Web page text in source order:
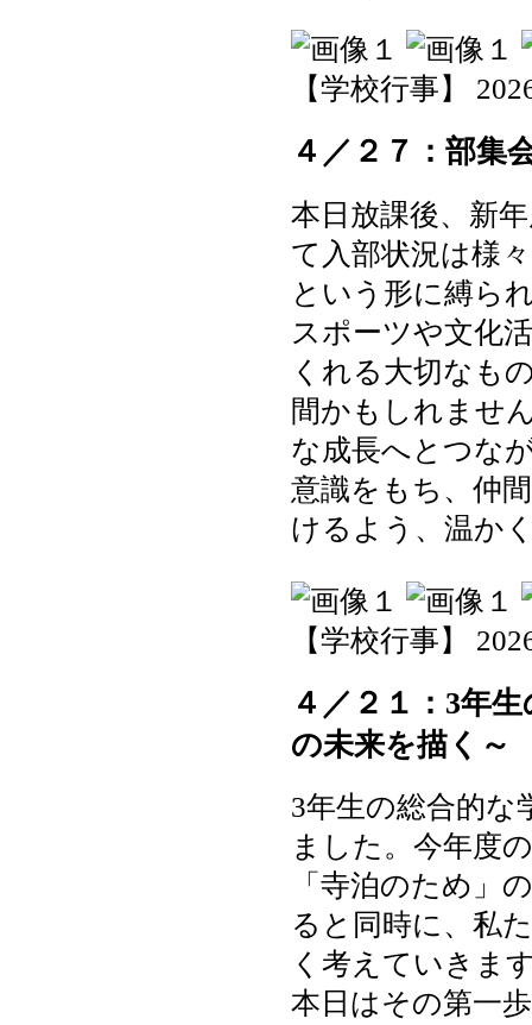
【学校行事】
４／２７：部集
本日放課後、新
て入部状況は様
という形に縛ら
スポーツや文化
くれる大切なも
間かもしれませ
な成長へとつな
意識をもち、仲
けるよう、温か
【学校行事】
４／２１：3年
の未来を描く～
3年生の総合的な
ました。今年度
「寺泊のため」
ると同時に、私
く考えていきま
本日はその第一